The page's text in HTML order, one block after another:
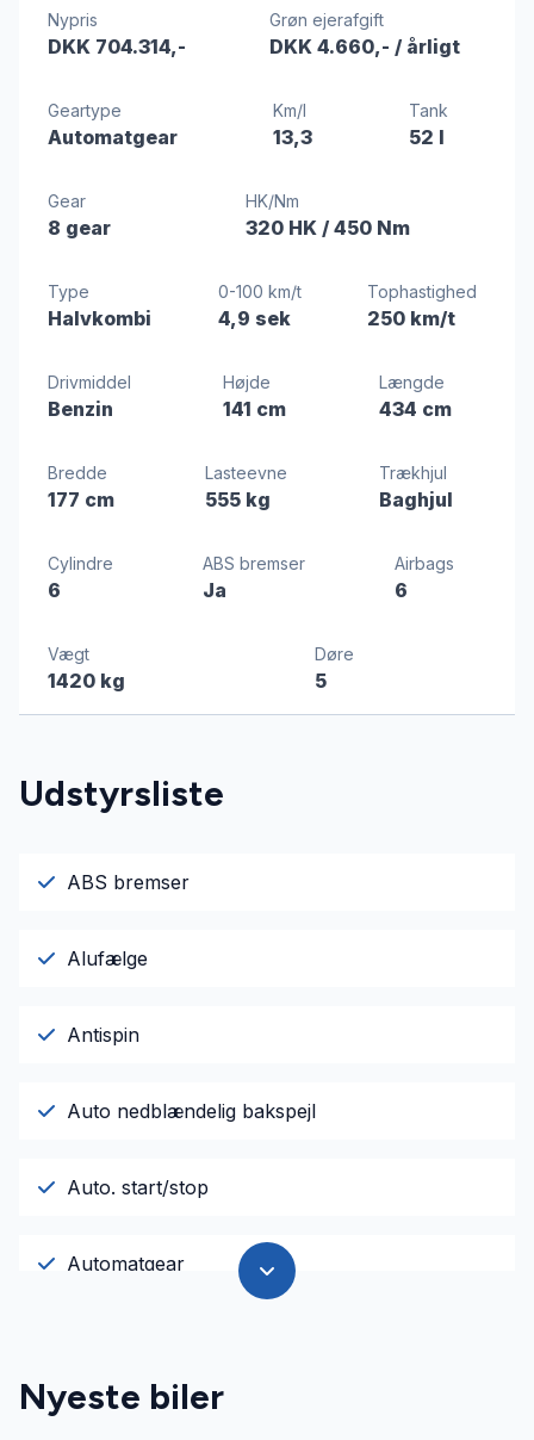
Nypris
DKK 704.314,-
Grøn ejerafgift
DKK 4.660,- / årligt
Geartype
Automatgear
Km/l
13,3
Tank
52 l
Gear
8 gear
HK/Nm
320 HK / 450 Nm
Type
Halvkombi
0-100 km/t
4,9 sek
Tophastighed
250 km/t
Drivmiddel
Benzin
Højde
141 cm
Længde
434 cm
Bredde
177 cm
Lasteevne
555 kg
Trækhjul
Baghjul
Cylindre
6
ABS bremser
Ja
Airbags
6
Vægt
1420 kg
Døre
5
Udstyrsliste
ABS bremser
Alufælge
Antispin
Auto nedblændelig bakspejl
Auto. start/stop
Automatgear
AUX tilslutning
Nyeste biler